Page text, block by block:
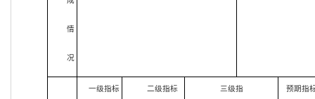
情
况
一级指标 二级指标
三级指
预期指